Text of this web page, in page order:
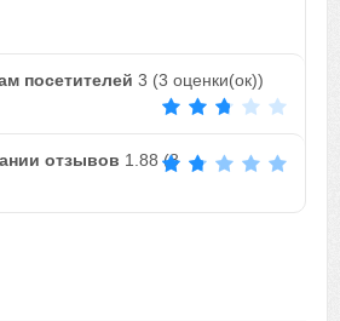
посетителей 3 (3 оценки(ок))
отзывов 1.88 (8